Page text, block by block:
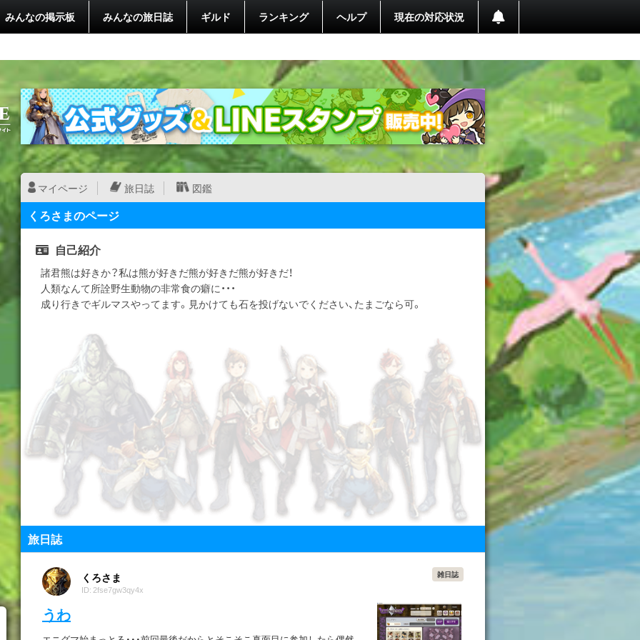
みんなの掲示板 みんなの旅日誌 ギルド ランキング ヘルプ 現在の対応状況
マイページ 旅日誌 図鑑
くろさまのページ
自己紹介
諸君熊は好きか？私は熊が好きだ熊が好きだ熊が好きだ！
人類なんて所詮野生動物の非常食の癖に・・・
成り行きでギルマスやってます。見かけても石を投げないでください、たまごなら可。
旅日誌
くろさま
ID: 2fse7gw3qy4x
雑日誌
うわ